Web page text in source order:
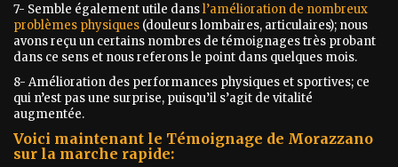
7- Semble également utile dansl’amélioration de nombreux
problèmes physiques (douleurs lombaires, articulaires); nous
avons reçu un certains nombres de témoignages très probant
dans ce sens et nous referons le point dans quelques mois.
8- Amélioration des performances physiques et sportives; ce
qui n’est pas une surprise, puisqu’il s’agit de vitalité
augmentée.
Voici maintenant le Témoignage de Morazzano
sur la marche rapide: